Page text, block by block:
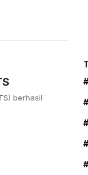
berhasil
#
#
#
#
#